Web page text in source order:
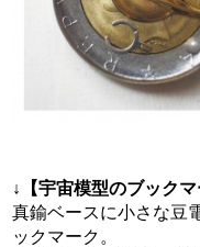
↓【宇宙模型のブック
真鍮ベースに小さな豆
ックマーク。